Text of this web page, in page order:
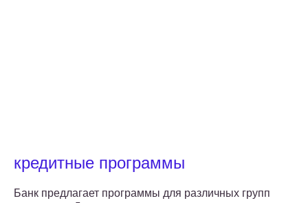
кредитные программы
Банк предлагает программы для различных групп